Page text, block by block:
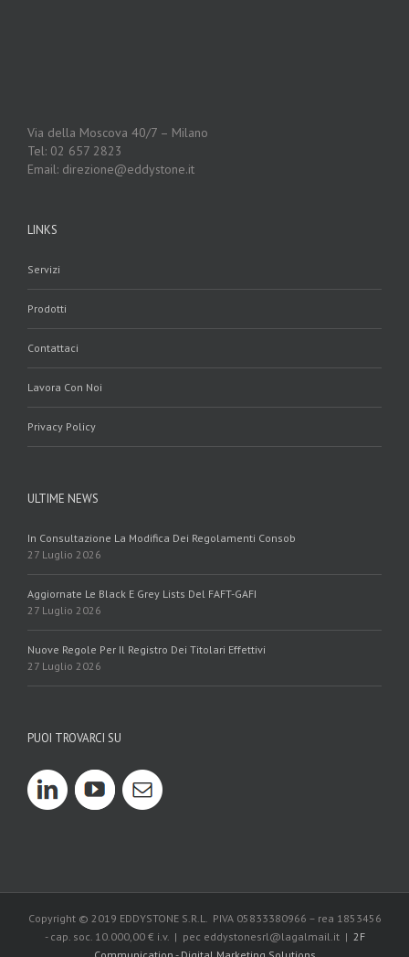
Via della Moscova 40/7 – Milano
Tel: 02 657 2823
Email: direzione@eddystone.it
LINKS
Servizi
Prodotti
Contattaci
Lavora Con Noi
Privacy Policy
ULTIME NEWS
In Consultazione La Modifica Dei Regolamenti Consob
27 Luglio 2026
Aggiornate Le Black E Grey Lists Del FAFT-GAFI
27 Luglio 2026
Nuove Regole Per Il Registro Dei Titolari Effettivi
27 Luglio 2026
PUOI TROVARCI SU
Copyright © 2019 EDDYSTONE S.R.L. PIVA 05833380966 – rea 1853456
- cap. soc. 10.000,00 € i.v. | pec eddystonesrl@lagalmail.it | 2F